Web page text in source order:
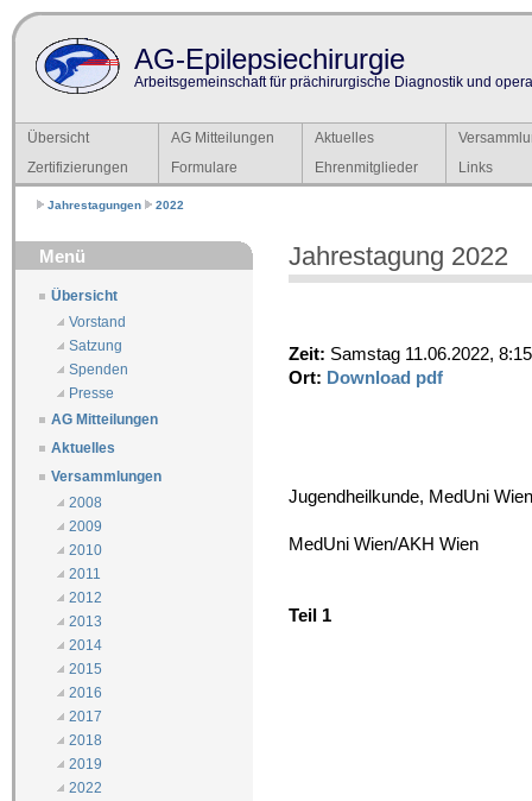
AG-Epilepsiechirurgie
Arbeitsgemeinschaft für prächirurgische Diagnostik und
Übersicht AG Mitteilungen Aktuelles
Zertifizierungen
Formulare Ehrenmitglieder Links
Jahrestagungen 2022
Menü
Übersicht
Vorstand
Satzung
Spenden
Presse
AG Mitteilungen
Aktuelles
Versammlungen
2008
2009
2010
2011
2012
2013
2014
2015
2016
2017
2018
2019
2022
Jahrestagung 2022
Zeit: Samstag 11.06.2022,
Ort: Download pdf
Jugendheilkunde, MedUni
MedUni Wien/AKH Wien
Teil 1